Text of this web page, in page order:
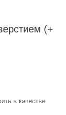
(+
в качестве